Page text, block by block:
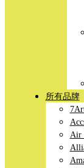
所有品牌
Air